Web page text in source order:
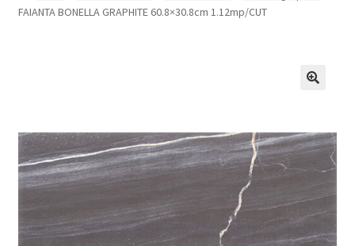
Blog
Coș
Despre noi
Informatii
FAIANTA BONELLA GRAPHITE 60.8×30.8cm 1.12mp/CUT